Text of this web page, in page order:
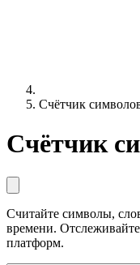
Счётчик
Счётчик
Считайте символы,
времени.
платформ.